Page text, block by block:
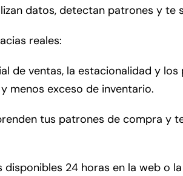
datos, detectan patrones y
reales:
de ventas, la estacionalidad y
menos exceso de inventario.
tus patrones de compra y
24 horas en la web o